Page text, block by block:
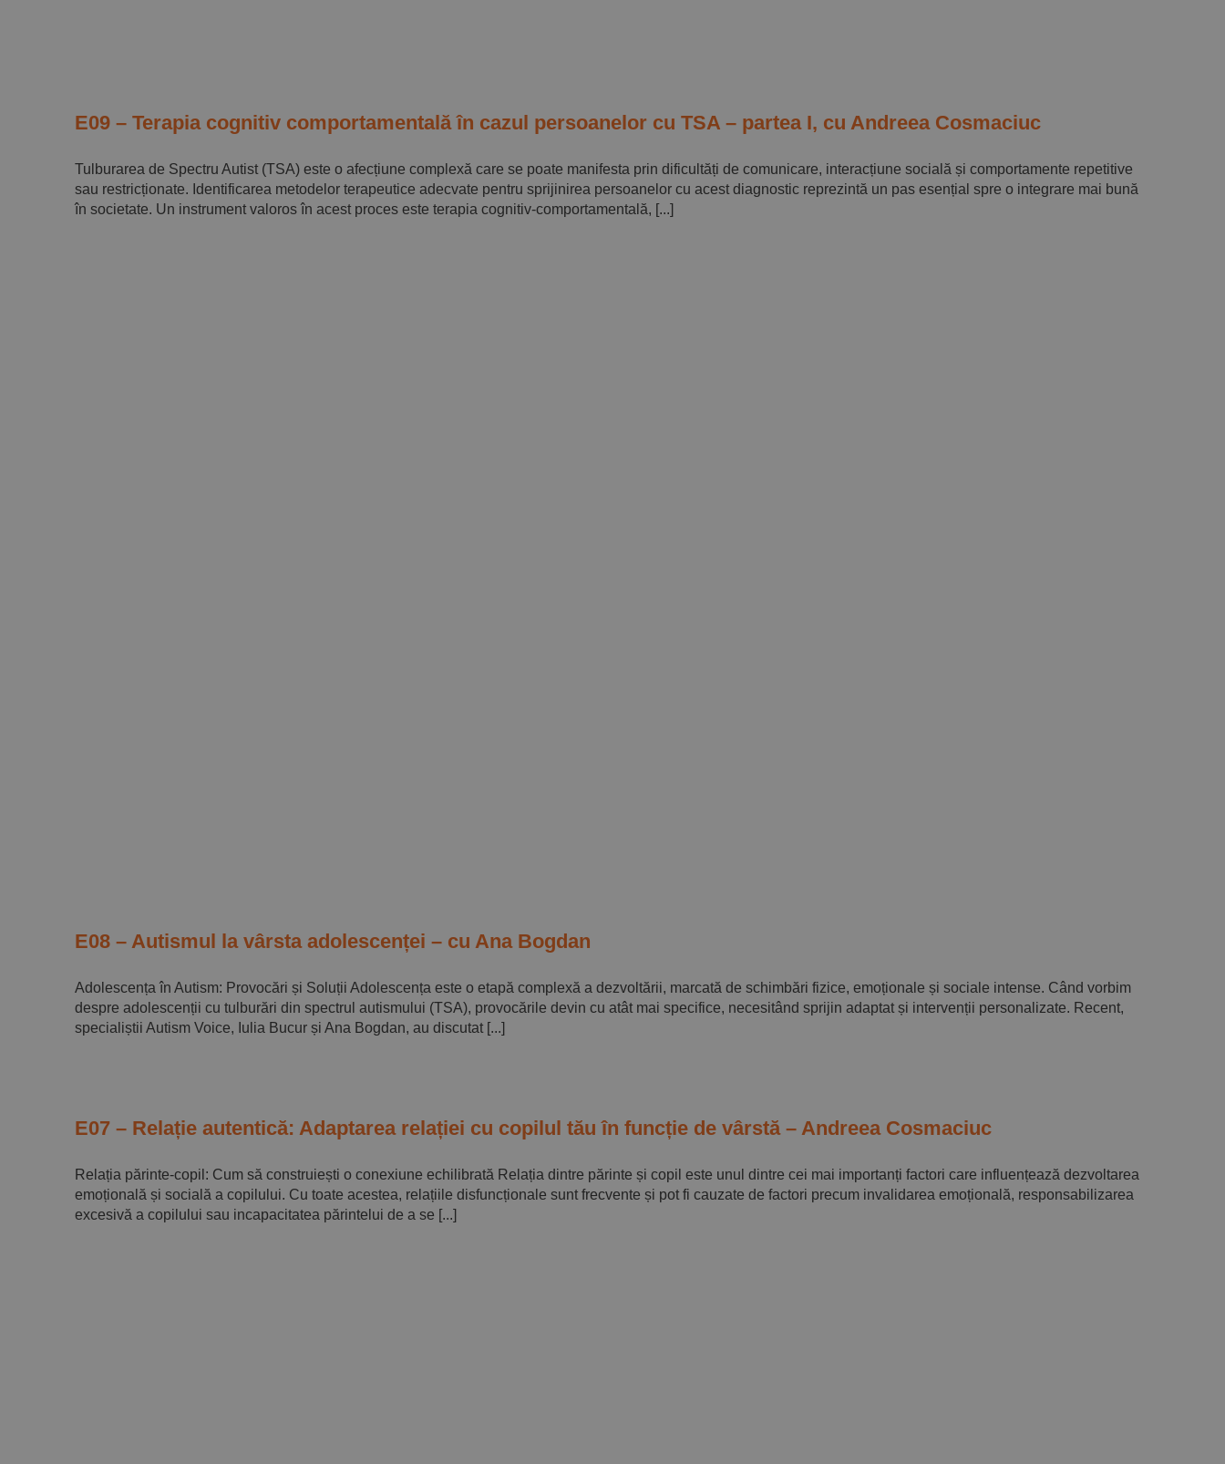
E09 – Terapia cognitiv comportamentală în cazul persoanelor cu TSA – partea I, cu Andreea Cosmaciuc
Tulburarea de Spectru Autist (TSA) este o afecțiune complexă care se poate manifesta prin dificultăți de comunicare, interacțiune socială și comportamente repetitive
sau restricționate. Identificarea metodelor terapeutice adecvate pentru sprijinirea persoanelor cu acest diagnostic reprezintă un pas esențial spre o integrare mai bună
în societate. Un instrument valoros în acest proces este terapia cognitiv-comportamentală, [...]
E08 – Autismul la vârsta adolescenței – cu Ana Bogdan
Adolescența în Autism: Provocări și Soluții Adolescența este o etapă complexă a dezvoltării, marcată de schimbări fizice, emoționale și sociale intense. Când vorbim
despre adolescenții cu tulburări din spectrul autismului (TSA), provocările devin cu atât mai specifice, necesitând sprijin adaptat și intervenții personalizate. Recent,
specialiștii Autism Voice, Iulia Bucur și Ana Bogdan, au discutat [...]
E07 – Relație autentică: Adaptarea relației cu copilul tău în funcție de vârstă – Andreea Cosmaciuc
Relația părinte-copil: Cum să construiești o conexiune echilibrată Relația dintre părinte și copil este unul dintre cei mai importanți factori care influențează dezvoltarea
emoțională și socială a copilului. Cu toate acestea, relațiile disfuncționale sunt frecvente și pot fi cauzate de factori precum invalidarea emoțională, responsabilizarea
excesivă a copilului sau incapacitatea părintelui de a se [...]